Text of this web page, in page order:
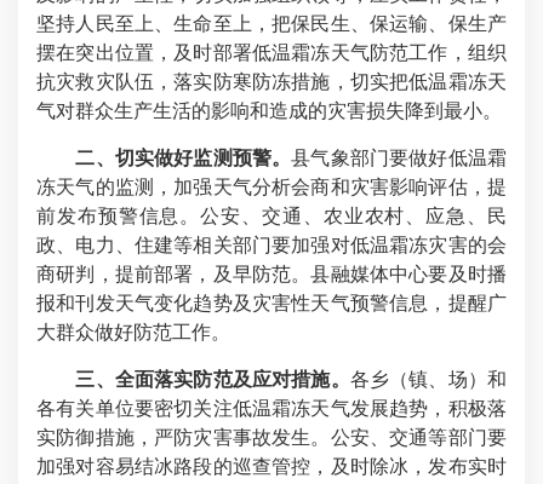
坚持人民至上、生命至上，把保民生、保运输、保生产
摆在突出位置，及时部署低温霜冻天气防范工作，组织
抗灾救灾队伍，落实防寒防冻措施，切实把低温霜冻天
气对群众生产生活的影响和造成的灾害损失降到最小。
二、切实做好监测预警。县气象部门要做好低温霜
冻天气的监测，加强天气分析会商和灾害影响评估，提
前发布预警信息。公安、交通、农业农村、应急、民
政、电力、住建等相关部门要加强对低温霜冻灾害的会
商研判，提前部署，及早防范。县融媒体中心要及时播
报和刊发天气变化趋势及灾害性天气预警信息，提醒广
大群众做好防范工作。
三、全面落实防范及应对措施。 各乡（镇、场）和
各有关单位要密切关注低温霜冻天气发展趋势，积极落
实防御措施，严防灾害事故发生。公安、交通等部门要
加强对容易结冰路段的巡查管控，及时除冰，发布实时